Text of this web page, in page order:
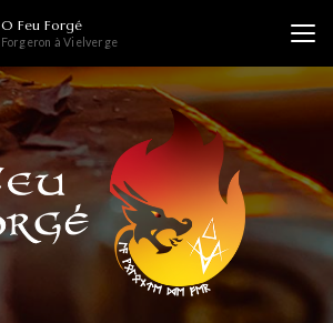
O Feu Forgé
Forgeron à Vielverge